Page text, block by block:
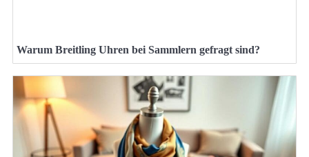
Warum Breitling Uhren bei Sammlern gefragt sind?